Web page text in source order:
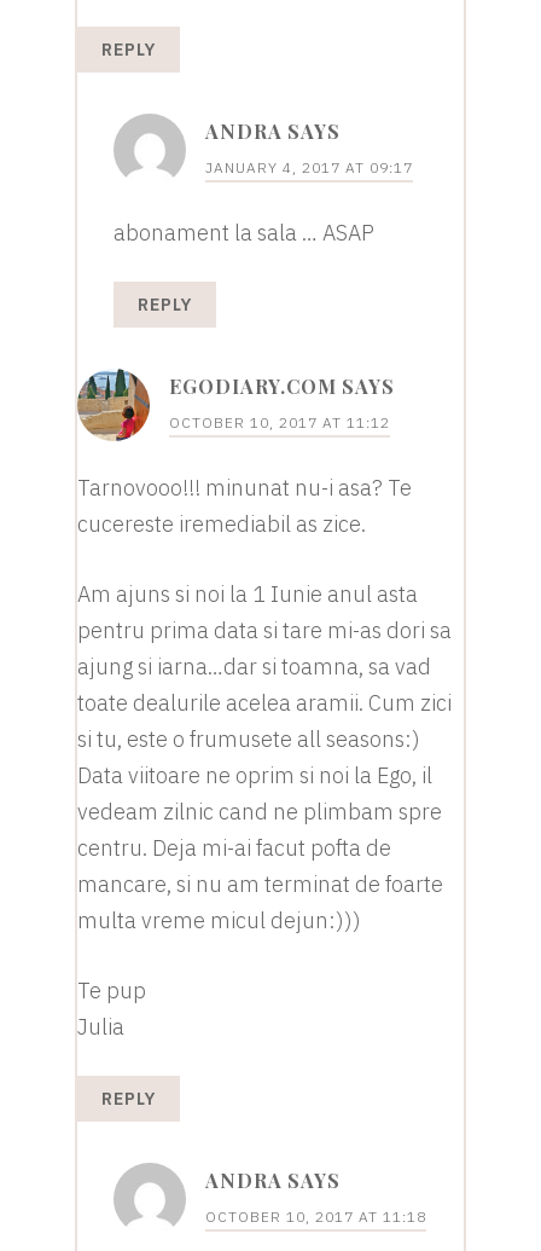
REPLY
ANDRA SAYS
JANUARY 4, 2017 AT 09:17
abonament la sala … ASAP
REPLY
EGODIARY.COM SAYS
OCTOBER 10, 2017 AT 11:12
Tarnovooo!!! minunat nu-i asa? Te
cucereste iremediabil as zice.
Am ajuns si noi la 1 Iunie anul asta
pentru prima data si tare mi-as dori sa
ajung si iarna…dar si toamna, sa vad
toate dealurile acelea aramii. Cum zici
si tu, este o frumusete all seasons:)
Data viitoare ne oprim si noi la Ego, il
vedeam zilnic cand ne plimbam spre
centru. Deja mi-ai facut pofta de
mancare, si nu am terminat de foarte
multa vreme micul dejun:)))
Te pup
Julia
REPLY
ANDRA SAYS
OCTOBER 10, 2017 AT 11:18